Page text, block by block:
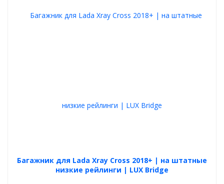
Багажник для Lada Xray Cross 2018+ | на штатные
низкие рейлинги | LUX Bridge